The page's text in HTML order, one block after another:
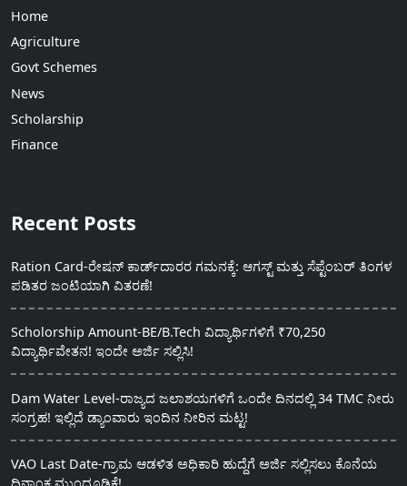
Home
Agriculture
Govt Schemes
News
Scholarship
Finance
Recent Posts
Ration Card-ರೇಷನ್ ಕಾರ್ಡ್‍ದಾರರ ಗಮನಕ್ಕೆ: ಆಗಸ್ಟ್ ಮತ್ತು ಸೆಪ್ಟೆಂಬರ್ ತಿಂಗಳ
ಪಡಿತರ ಜಂಟಿಯಾಗಿ ವಿತರಣೆ!
Scholorship Amount-BE/B.Tech ವಿದ್ಯಾರ್ಥಿಗಳಿಗೆ ₹70,250
ವಿದ್ಯಾರ್ಥಿವೇತನ! ಇಂದೇ ಅರ್ಜಿ ಸಲ್ಲಿಸಿ!
Dam Water Level-ರಾಜ್ಯದ ಜಲಾಶಯಗಳಿಗೆ ಒಂದೇ ದಿನದಲ್ಲಿ 34 TMC ನೀರು
ಸಂಗ್ರಹ! ಇಲ್ಲಿದೆ ಡ್ಯಾಂವಾರು ಇಂದಿನ ನೀರಿನ ಮಟ್ಟ!
VAO Last Date-ಗ್ರಾಮ ಆಡಳಿತ ಅಧಿಕಾರಿ ಹುದ್ದೆಗೆ ಅರ್ಜಿ ಸಲ್ಲಿಸಲು ಕೊನೆಯ